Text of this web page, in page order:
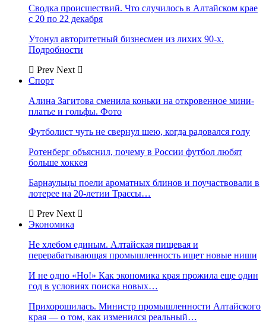
Сводка происшествий. Что случилось в Алтайском крае
с 20 по 22 декабря
Утонул авторитетный бизнесмен из лихих 90-х.
Подробности
Prev Next
Спорт
Алина Загитова сменила коньки на откровенное мини-
платье и гольфы. Фото
Футболист чуть не свернул шею, когда радовался голу
Ротенберг объяснил, почему в России футбол любят
больше хоккея
Барнаульцы поели ароматных блинов и поучаствовали в
лотерее на 20-летии Трассы…
Prev Next
Экономика
Не хлебом единым. Алтайская пищевая и
перерабатывающая промышленность ищет новые ниши
И не одно «Но!» Как экономика края прожила еще один
год в условиях поиска новых…
Прихорошилась. Министр промышленности Алтайского
края — о том, как изменился реальный…